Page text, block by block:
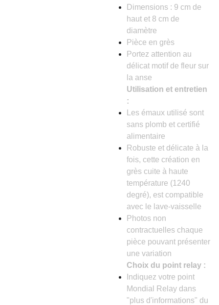
Dimensions : 9 cm de
haut et 8 cm de
diamètre
Pièce en grès
Portez attention au
délicat motif de fleur sur
la anse
Utilisation et entretien
:
Les émaux utilisé sont
sans plomb et certifié
alimentaire
Robuste et délicate à la
fois, cette création en
grès cuite à haute
température (1240
degré), est compatible
avec le lave-vaisselle
Photos non
contractuelles chaque
pièce pouvant présenter
une variation
Choix du point relay :
Indiquez votre point
Mondial Relay dans
"plus d'informations" du